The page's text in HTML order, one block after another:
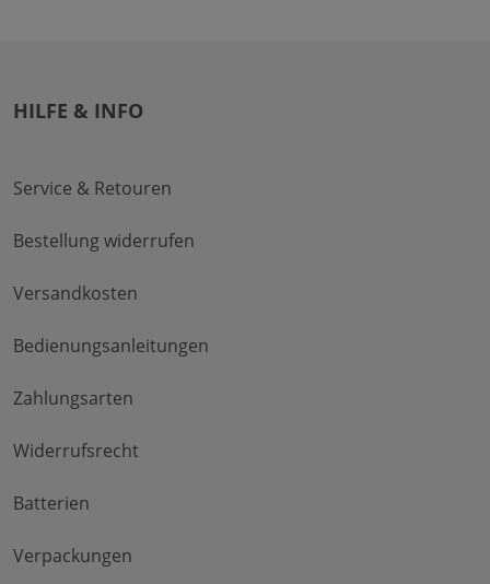
HILFE & INFO
Service & Retouren
Bestellung widerrufen
Versandkosten
Bedienungsanleitungen
Zahlungsarten
Widerrufsrecht
Batterien
Verpackungen